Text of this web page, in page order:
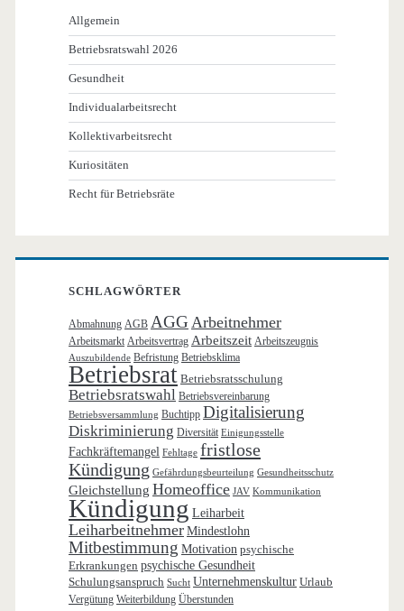
Allgemein
Betriebsratswahl 2026
Gesundheit
Individualarbeitsrecht
Kollektivarbeitsrecht
Kuriositäten
Recht für Betriebsräte
SCHLAGWÖRTER
Abmahnung AGB AGG Arbeitnehmer
Arbeitsmarkt Arbeitsvertrag Arbeitszeit Arbeitszeugnis
Auszubildende Befristung Betriebsklima
Betriebsrat Betriebsratsschulung
Betriebsratswahl Betriebsvereinbarung
Betriebsversammlung Buchtipp Digitalisierung
Diskriminierung Diversität Einigungsstelle
Fachkräftemangel Fehltage fristlose
Kündigung Gefährdungsbeurteilung Gesundheitsschutz
Gleichstellung Homeoffice JAV Kommunikation
Kündigung Leiharbeit
Leiharbeitnehmer Mindestlohn
Mitbestimmung Motivation psychische
Erkrankungen psychische Gesundheit
Schulungsanspruch Sucht Unternehmenskultur Urlaub
Vergütung Weiterbildung Überstunden